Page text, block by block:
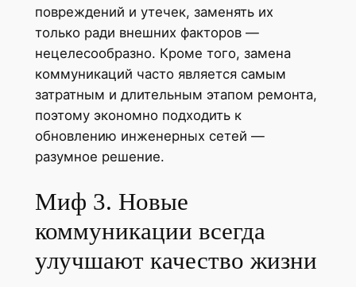
повреждений и утечек, заменять их
только ради внешних факторов —
нецелесообразно. Кроме того, замена
коммуникаций часто является самым
затратным и длительным этапом ремонта,
поэтому экономно подходить к
обновлению инженерных сетей —
разумное решение.
Миф 3. Новые
коммуникации всегда
улучшают качество жизни